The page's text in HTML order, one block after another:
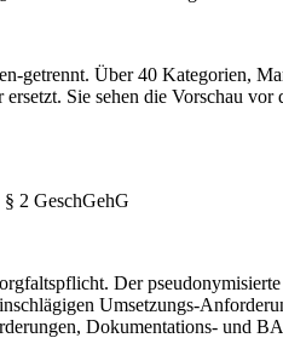
getrennt. Über 40 Kategorien,
ersetzt. Sie sehen die Vorschau
2 GeschGehG
Der
Umsetzungs-
Dokumentations- und